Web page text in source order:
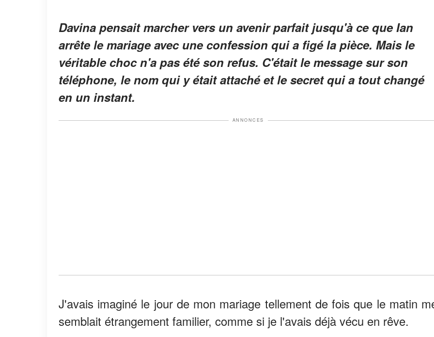
Davina pensait marcher vers un avenir parfait jusqu'à ce que Ian
arrête le mariage avec une confession qui a figé la pièce. Mais le
véritable choc n'a pas été son refus. C'était le message sur son
téléphone, le nom qui y était attaché et le secret qui a tout changé
en un instant.
ANNONCES
J'avais imaginé le jour de mon mariage tellement de fois que le matin
semblait étrangement familier, comme si je l'avais déjà vécu en rêve.